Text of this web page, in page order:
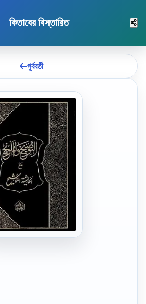
কিতাবের বিস্তারিত
পূর্ববর্তী